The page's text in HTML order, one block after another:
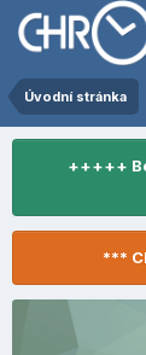
Úvodní stránka
+++++
***